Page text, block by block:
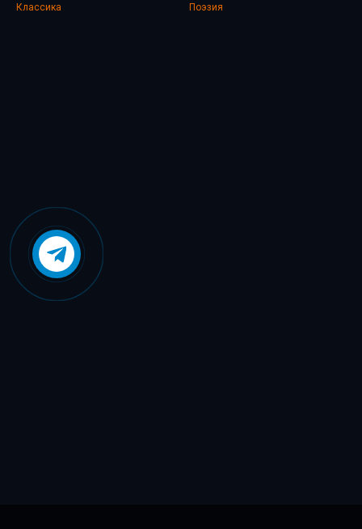
Классика Поэзия